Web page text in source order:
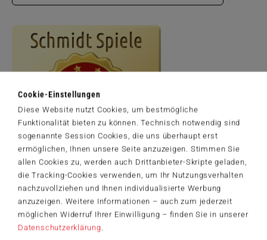
Cookie-Einstellungen
Diese Website nutzt Cookies, um bestmögliche
Funktionalität bieten zu können. Technisch notwendig sind
sogenannte Session Cookies, die uns überhaupt erst
ermöglichen, Ihnen unsere Seite anzuzeigen. Stimmen Sie
allen Cookies zu, werden auch Drittanbieter-Skripte geladen,
die Tracking-Cookies verwenden, um Ihr Nutzungsverhalten
nachzuvollziehen und Ihnen individualisierte Werbung
anzuzeigen. Weitere Informationen – auch zum jederzeit
möglichen Widerruf Ihrer Einwilligung – finden Sie in unserer
Datenschutzerklärung.
Artikelnummer: 59904
© Natacha Einat